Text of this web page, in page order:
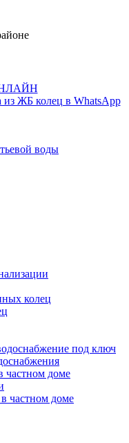
воды
колец
под ключ
частном доме
частном доме